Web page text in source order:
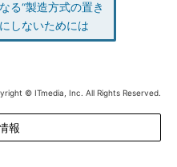
る“製造方式の置き
しないためには
© ITmedia, Inc. All Rights Reserved.
報